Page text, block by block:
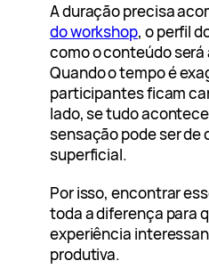
A duração precisa
do workshop, o perfil
como o conteúdo
Quando o tempo é
participantes ficam
lado, se tudo
sensação pode ser de
superficial.
Por isso, encontrar
toda a diferença para
experiência
produtiva.